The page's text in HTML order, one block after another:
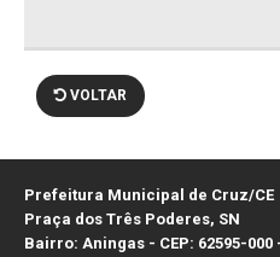
VOLTAR
Prefeitura Municipal de Cruz/CE
Praça dos Três Poderes, SN
Bairro: Aningas - CEP: 62595-000